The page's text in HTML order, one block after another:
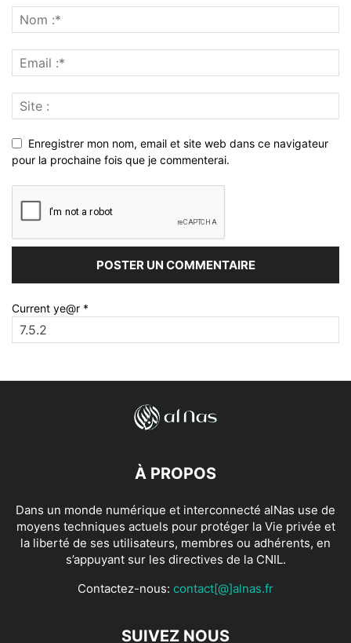
Enregistrer mon nom, email et site web dans ce navigateur
pour la prochaine fois que je commenterai.
Current ye@r *
À PROPOS
Dans un monde numérique et interconnecté alNas use de
moyens techniques actuels pour protéger la Vie privée et
la liberté de ses utilisateurs, membres ou adhérents, en
s’appuyant sur les directives de la CNIL.
Contactez-nous: contact[@]alnas.fr
SUIVEZ NOUS